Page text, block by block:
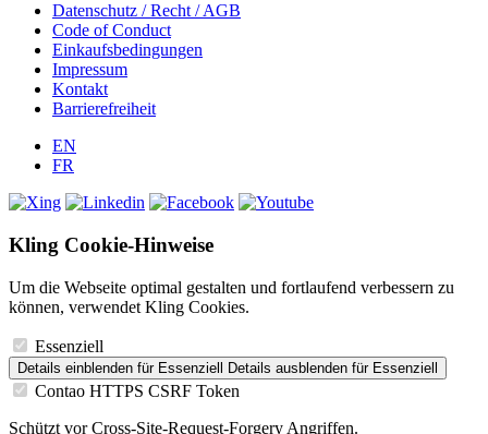
Datenschutz / Recht / AGB
Code of Conduct
Einkaufsbedingungen
Impressum
Kontakt
Barrierefreiheit
EN
FR
Kling Cookie-Hinweise
Um die Webseite optimal gestalten und fortlaufend verbessern zu
können, verwendet Kling Cookies.
Essenziell
Details einblenden für Essenziell Details ausblenden für Essenziell
Contao HTTPS CSRF Token
Schützt vor Cross-Site-Request-Forgery Angriffen.